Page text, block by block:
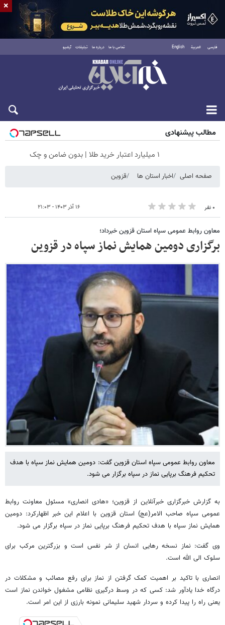
فارسی العربية English تماس با ما درباره ما تبلیغات آرشیو
شنبه ۱۷ مرداد ۱۴۰۵
مطالب پیشنهادی
۱ میلیارد اعتبار خرید طلا | بدون ضامن و چک
صفحه اصلی اخبار استان ها قزوین
۰ نفر ۱۶ آذر ۱۴۰۳ - ۲۱:۰۳
معاون روابط عمومی سپاه استان قزوین خبرداد؛
برگزاری دومین همایش نماز سپاه در قزوین
معاون روابط عمومی سپاه استان قزوین گفت: دومین همایش نماز سپاه با هدف
تحکیم فرهنگ برپایی نماز در سپاه برگزار می شود.
به گزارش خبرگزاری خبرآنلاین از قزوین؛ «هادی انصاری» مسئول معاونت روابط
عمومی سپاه صاحب الامر(عج) استان قزوین با اعلام این خبر اظهارکرد: دومین
همایش نماز سپاه با هدف تحکیم فرهنگ برپایی نماز در سپاه برگزار می شود.
وی گفت: نماز نسخه رهایی انسان از شر نفس است و بزرگترین مرکب برای
سلوک الی الله است.
انصاری با تاکید بر اهمیت کمک گرفتن از نماز برای رفع مصائب و مشکلات در
درگاه خدا یادآور شد: کسی که در وسط درگیری نظامی مشغول خواندن نماز است
یعنی راه را پیدا کرده و سردار شهید سلیمانی نمونه بارزی از این امر است.
×